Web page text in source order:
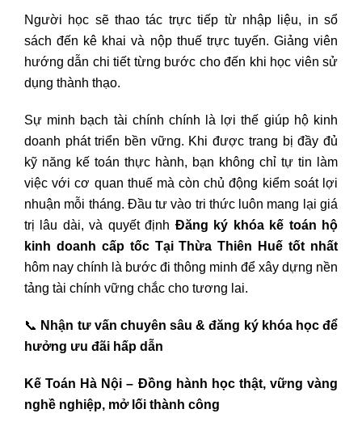
Người học sẽ thao tác trực tiếp từ nhập liệu, in sổ
sách đến kê khai và nộp thuế trực tuyến. Giảng viên
hướng dẫn chi tiết từng bước cho đến khi học viên sử
dụng thành thạo.
Sự minh bạch tài chính chính là lợi thế giúp hộ kinh
doanh phát triển bền vững. Khi được trang bị đầy đủ
kỹ năng kế toán thực hành, bạn không chỉ tự tin làm
việc với cơ quan thuế mà còn chủ động kiểm soát lợi
nhuận mỗi tháng. Đầu tư vào tri thức luôn mang lại giá
trị lâu dài, và quyết định Đăng ký khóa kế toán hộ
kinh doanh cấp tốc Tại Thừa Thiên Huế tốt nhất
hôm nay chính là bước đi thông minh để xây dựng nền
tảng tài chính vững chắc cho tương lai.
📞 Nhận tư vấn chuyên sâu & đăng ký khóa học để
hưởng ưu đãi hấp dẫn
Kế Toán Hà Nội – Đồng hành học thật, vững vàng
nghề nghiệp, mở lối thành công